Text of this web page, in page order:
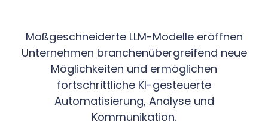
Maßgeschneiderte LLM-Modelle eröffnen
Unternehmen branchenübergreifend neue
Möglichkeiten und ermöglichen
fortschrittliche KI-gesteuerte
Automatisierung, Analyse und
Kommunikation.